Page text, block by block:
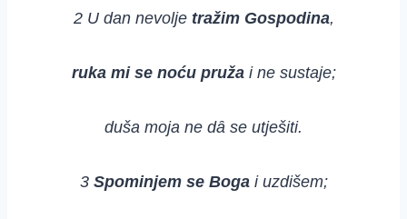
2 U dan nevolje tražim Gospodina,
ruka mi se noću pružai ne sustaje;
duša moja ne dȃ se utješiti.
3 Spominjem se Bogai uzdišem;